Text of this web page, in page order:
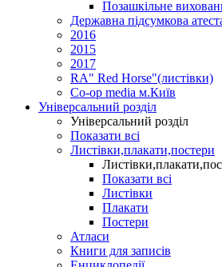
Позашкільне
Державна підсумкова
2016
2015
2017
RA" Red Horse"(листівки)
Co-op media м.Київ
Універсальний розділ
Універсальний розділ
Показати всі
Листівки,плакати,постери
Показати всі
Листівки
Плакати
Постери
Атласи
Книги для записів